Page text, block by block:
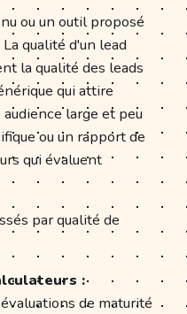
ou un outil proposé
qualité d'un lead
la qualité des leads
qui attire
large et peu
ou un rapport de
qui évaluent
par qualité de
:
de maturité